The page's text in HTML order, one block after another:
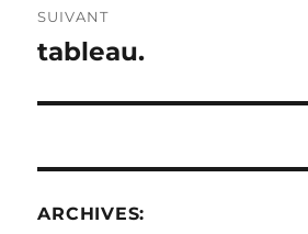
SUIVANT
Publication
tableau.
ARCHIVES: